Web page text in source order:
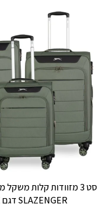
סט 3 מזוודות קלות
SLAZENGER דגם C-LITE